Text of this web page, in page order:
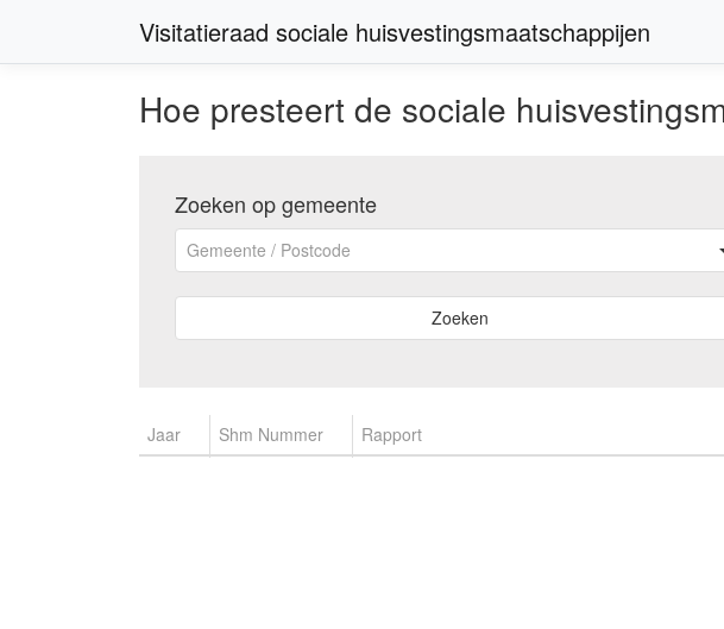
Visitatieraad sociale huisvestingsmaatschappijen
Hoe presteert de sociale
Zoeken op gemeente
Zoeken
Jaar Shm Nummer Rapport